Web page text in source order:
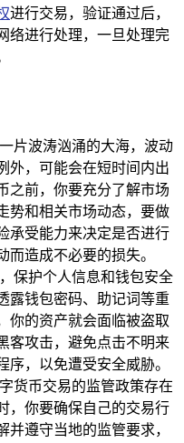
进行交易，验证通过后，
络进行处理，一旦处理完
片波涛汹涌的大海，波动
外，可能会在短时间内出
之前，你要充分了解市场
势和相关市场动态，要做
承受能力来决定是否进行
而造成不必要的损失。
保护个人信息和钱包安全
露钱包密码、助记词等重
你的资产就会面临被盗取
客攻击，避免点击不明来
，以免遭受安全威胁。
货币交易的监管政策存在
，你要确保自己的交易行
并遵守当地的监管要求，